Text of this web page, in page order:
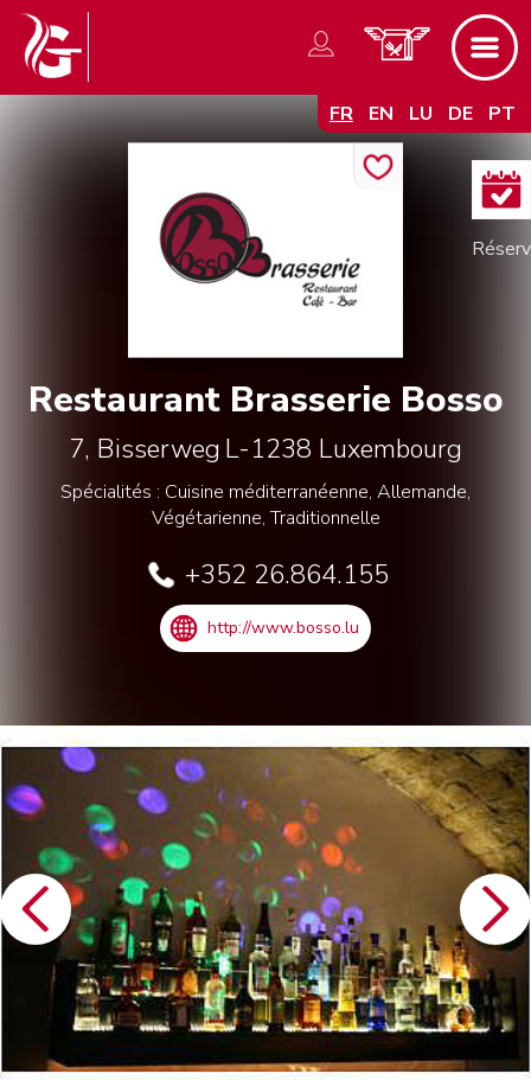
FR EN LU DE PT
Restaurant Brasserie Bosso
7, Bisserweg L-1238 Luxembourg
Spécialités : Cuisine méditerranéenne, Allemande,
Végétarienne, Traditionnelle
+352 26.864.155
http://www.bosso.lu